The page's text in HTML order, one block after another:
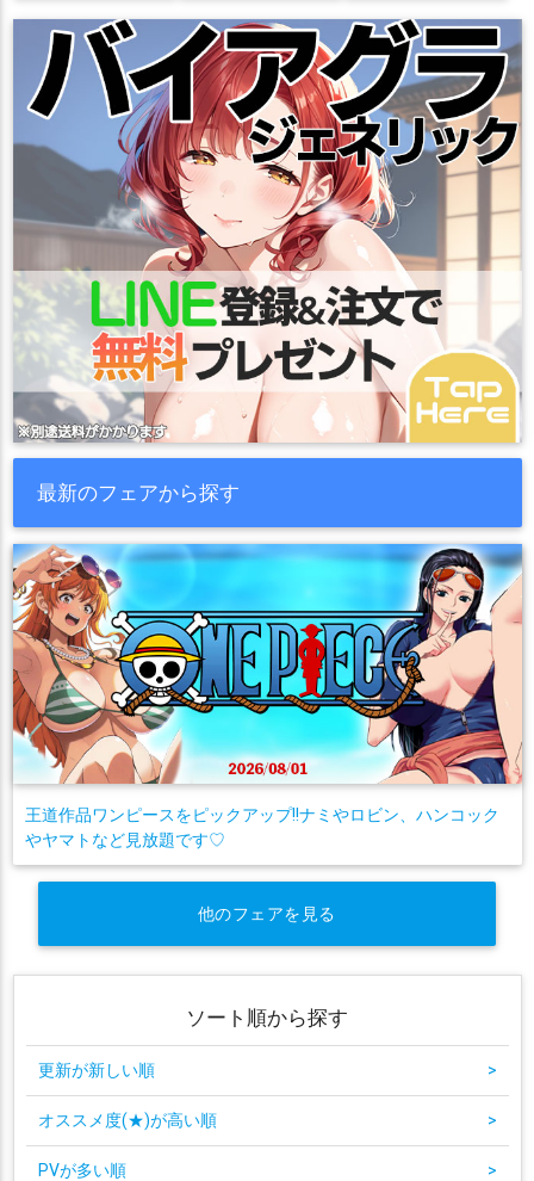
最新のフェアから探す
王道作品ワンピースをピックアップ!!ナミやロビン、ハンコック
やヤマトなど見放題です♡
他のフェアを見る
ソート順から探す
更新が新しい順 >
オススメ度(★)が高い順 >
PVが多い順 >